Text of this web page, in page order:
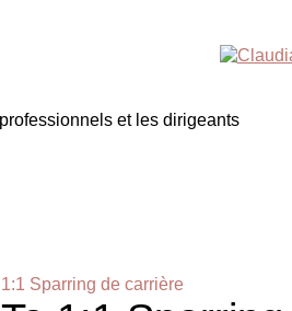
1:1 Sparring de carrière